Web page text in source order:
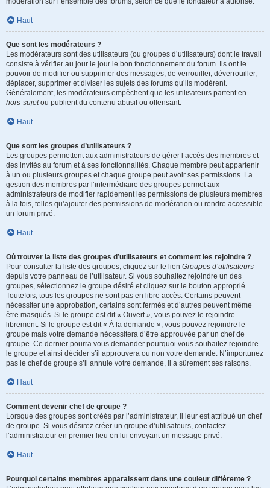
Haut
Que sont les modérateurs ?
Les modérateurs sont des utilisateurs (ou groupes d’utilisateurs) dont le travail
consiste à vérifier au jour le jour le bon fonctionnement du forum. Ils ont le
pouvoir de modifier ou supprimer des messages, de verrouiller, déverrouiller,
déplacer, supprimer et diviser les sujets des forums qu’ils modèrent.
Généralement, les modérateurs empêchent que les utilisateurs partent en
hors-sujetou publient du contenu abusif ou offensant.
Haut
Que sont les groupes d’utilisateurs ?
Les groupes permettent aux administrateurs de gérer l’accès des membres et
des invités au forum et à ses fonctionnalités. Chaque membre peut appartenir
à un ou plusieurs groupes et chaque groupe peut avoir ses permissions. La
gestion des membres par l’intermédiaire des groupes permet aux
administrateurs de modifier rapidement les permissions de plusieurs membres
à la fois, telles qu’ajouter des permissions de modération ou rendre accessible
un forum privé.
Haut
Où trouver la liste des groupes d’utilisateurs et comment les rejoindre ?
Pour consulter la liste des groupes, cliquez sur le lien Groupes d’utilisateurs
depuis votre panneau de l’utilisateur. Si vous souhaitez rejoindre un des
groupes, sélectionnez le groupe désiré et cliquez sur le bouton approprié.
Toutefois, tous les groupes ne sont pas en libre accès. Certains peuvent
nécessiter une approbation, certains sont fermés et d’autres peuvent même
être masqués. Si le groupe est dit « Ouvert », vous pouvez le rejoindre
librement. Si le groupe est dit « À la demande », vous pouvez rejoindre le
groupe mais votre demande nécessitera d’être approuvée par un chef de
groupe. Ce dernier pourra vous demander pourquoi vous souhaitez rejoindre
le groupe et ainsi décider s’il approuvera ou non votre demande. N’importunez
pas le chef de groupe s’il annule votre demande, il a sûrement ses raisons.
Haut
Comment devenir chef de groupe ?
Lorsque des groupes sont créés par l’administrateur, il leur est attribué un chef
de groupe. Si vous désirez créer un groupe d’utilisateurs, contactez
l’administrateur en premier lieu en lui envoyant un message privé.
Haut
Pourquoi certains membres apparaissent dans une couleur différente ?